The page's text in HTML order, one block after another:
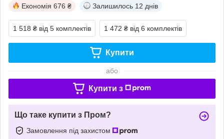
Економія 676 ₴ Залишилось 12 днів
1 518 ₴ від 5 комплектів 1 472 ₴ від 6 комплектів
Купити
або
Купити з
Що таке купити з Пром?
Замовлення під захистом